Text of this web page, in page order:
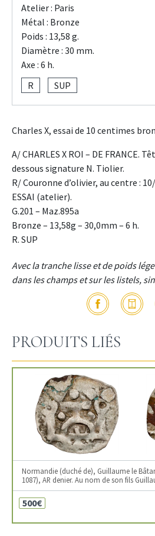
Atelier : Paris
Métal : Bronze
Poids : 13,58 g.
Diamètre : 30 mm.
Axe : 6 h.
R
SUP
Charles X, essai de 10 centimes
A/ CHARLES X ROI – DE FRANCE.
dessous signature N. Tiolier.
R/ Couronne d’olivier, au centre :
ESSAI (atelier).
G.201 – Maz.895a
Bronze – 13,58g – 30,0mm – 6 h.
R. SUP
Avec la tranche lisse et de poids
dans les champs et sur les listels,
PRODUITS LIÉS
Normandie (duché de), Guillaume le
1087), AR denier. Au nom de son fils
500€